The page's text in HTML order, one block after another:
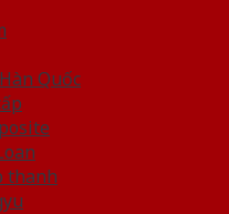
Quốc
thanh